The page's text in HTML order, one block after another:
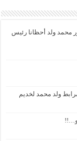
محمد ولد أحظانا رئيس
ولد محمد لخديم